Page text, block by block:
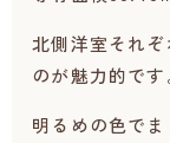
北側洋室それ
のが魅力的です
明るめの色で